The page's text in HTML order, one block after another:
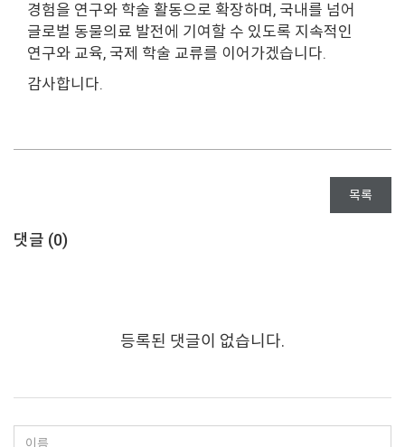
경험을 연구와 학술 활동으로 확장하며, 국내를 넘어
글로벌 동물의료 발전에 기여할 수 있도록 지속적인
연구와 교육, 국제 학술 교류를 이어가겠습니다.
감사합니다.
목록
댓글 (0)
등록된 댓글이 없습니다.